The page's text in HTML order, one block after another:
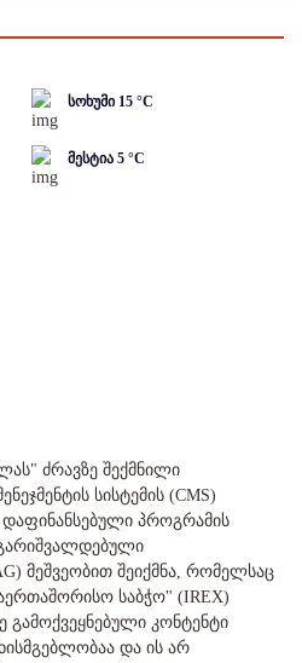
სოხუმი 15 °C
მესტია 5 °C
ძრავზე შექმნილი
სისტემის (CMS)
დაფინანსებული პროგრამის
მეშვეობით შეიქმნა, რომელსაც
საბჭო" (IREX)
გამოქვეყნებული კონტენტი
და ის არ